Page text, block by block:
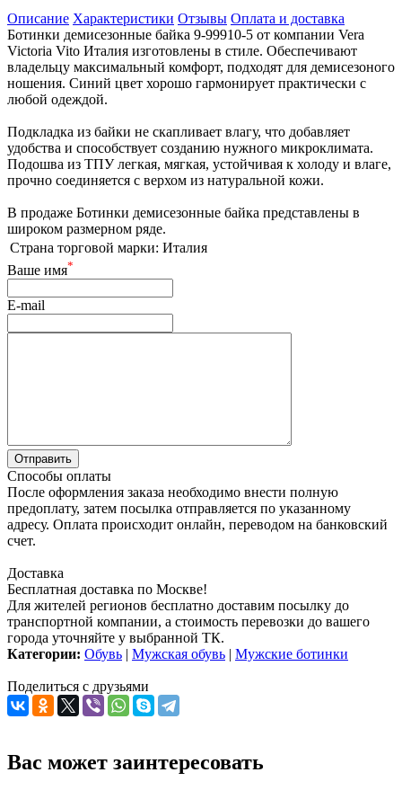
Описание Характеристики Отзывы Оплата и доставка
Ботинки демисезонные байка 9-99910-5 от компании Vera
Victoria Vito Италия изготовлены в стиле. Обеспечивают
владельцу максимальный комфорт, подходят для демисезоного
ношения. Синий цвет хорошо гармонирует практически с
любой одеждой.
Подкладка из байки не скапливает влагу, что добавляет
удобства и способствует созданию нужного микроклимата.
Подошва из ТПУ легкая, мягкая, устойчивая к холоду и влаге,
прочно соединяется с верхом из натуральной кожи.
В продаже Ботинки демисезонные байка представлены в
широком размерном ряде.
Страна торговой марки: Италия
Ваше имя*
E-mail
Способы оплаты
После оформления заказа необходимо внести полную
предоплату, затем посылка отправляется по указанному
адресу. Оплата происходит онлайн, переводом на банковский
счет.
Доставка
Бесплатная доставка по Москве!
Для жителей регионов бесплатно доставим посылку до
транспортной компании, а стоимость перевозки до вашего
города уточняйте у выбранной ТК.
Категории: Обувь | Мужская обувь | Мужские ботинки
Поделиться с друзьями
Вас может заинтересовать